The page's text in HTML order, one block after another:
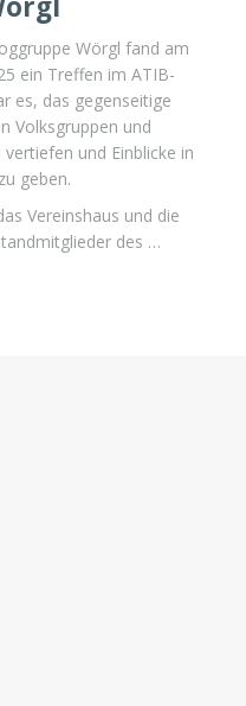
Wörgl fand am
ein Treffen im ATIB-
es, das gegenseitige
Volksgruppen und
und Einblicke in
geben.
Vereinshaus und die
des …